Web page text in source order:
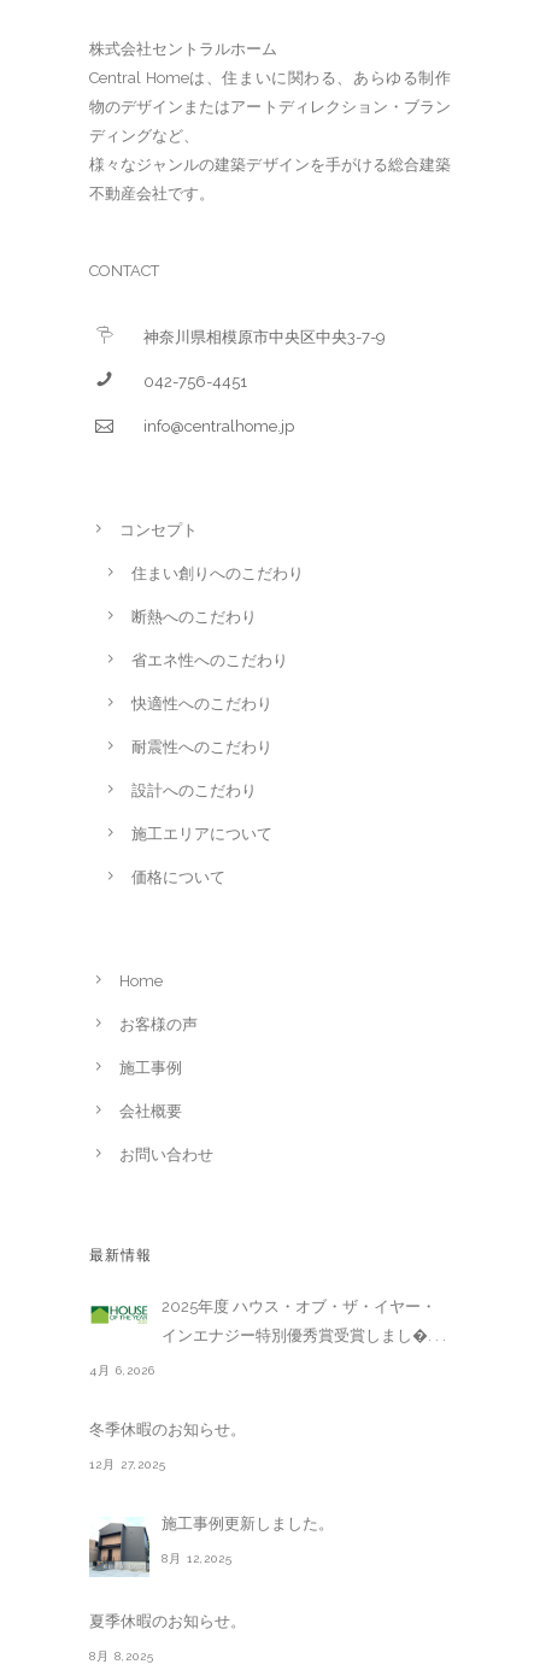
株式会社セントラルホーム
Central Homeは、住まいに関わる、あらゆる制作
物のデザインまたはアートディレクション・ブラン
ディングなど、
様々なジャンルの建築デザインを手がける総合建築
不動産会社です。
CONTACT
神奈川県相模原市中央区中央3-7-9
042-756-4451
info@centralhome.jp
コンセプト
住まい創りへのこだわり
断熱へのこだわり
省エネ性へのこだわり
快適性へのこだわり
耐震性へのこだわり
設計へのこだわり
施工エリアについて
価格について
Home
お客様の声
施工事例
会社概要
お問い合わせ
最新情報
2025年度 ハウス・オブ・ザ・イヤー・
インエナジー特別優秀賞受賞しまし�. . .
4月 6,2026
冬季休暇のお知らせ。
12月 27,2025
施工事例更新しました。
8月 12,2025
夏季休暇のお知らせ。
8月 8,2025